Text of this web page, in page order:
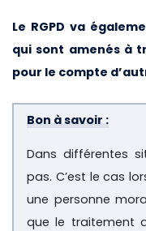
Le RGPD va
qui sont amenés à
pour le compte
Bon à savoir :
Dans différentes
pas. C’est le cas
une personne
que le traitement